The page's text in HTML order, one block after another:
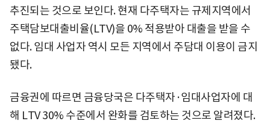
추진되는 것으로 보인다. 현재 다주택자는 규제지역에서
주택담보대출비율(LTV)을 0% 적용받아 대출을 받을 수
없다. 임대 사업자 역시 모든 지역에서 주담대 이용이 금지
됐다.
금융권에 따르면 금융당국은 다주택자·임대사업자에 대
해 LTV 30% 수준에서 완화를 검토하는 것으로 알려졌다.